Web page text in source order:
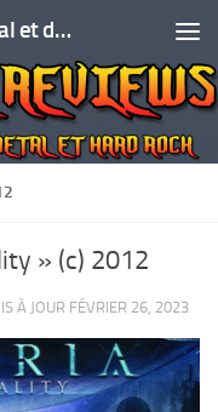
Chroniques albums de heavy metal et de hard rock
» (c) 2012
À JOUR FÉVRIER 26, 2023